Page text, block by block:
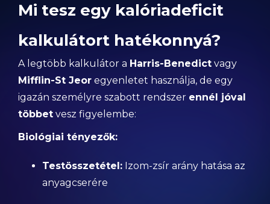
Mi tesz egy kalóriadeficit
kalkulátort hatékonnyá?
A legtöbb kalkulátor a Harris-Benedict vagy
Mifflin-St Jeor egyenletet használja, de egy
igazán személyre szabott rendszer ennél jóval
többet vesz figyelembe:
Biológiai tényezők:
Testösszetétel: Izom-zsír arány hatása az
anyagcserére